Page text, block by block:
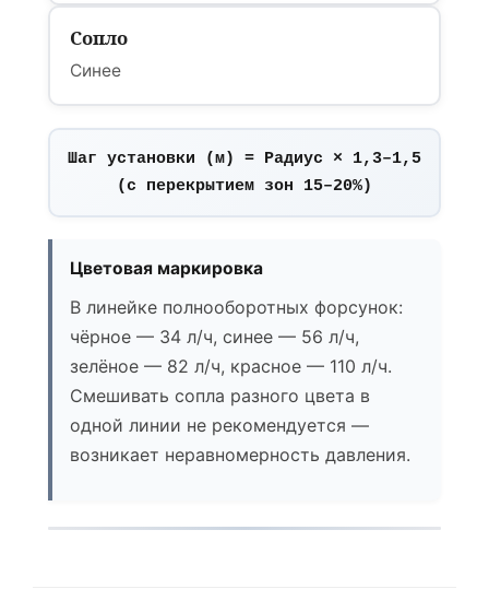
Сопло
Синее
Шаг установки (м) = Радиус × 1,3–1,5
(с перекрытием зон 15–20%)
Цветовая маркировка
В линейке полнооборотных форсунок:
чёрное — 34 л/ч, синее — 56 л/ч,
зелёное — 82 л/ч, красное — 110 л/ч.
Смешивать сопла разного цвета в
одной линии не рекомендуется —
возникает неравномерность давления.